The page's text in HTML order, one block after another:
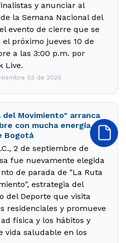
y anunciar al
la Semana Nacional del
evento de cierre que se
el próximo jueves 10 de
a las 3:00 p.m. por
Live.
03 de 2020
del Movimiento" arranca
con mucha energía, en
Bogotá
2 de septiembre de
fue nuevamente elegida
de parada de "La Ruta
estrategia del
del Deporte que visita
residenciales y promueve
física y los hábitos y
vida saludable en los